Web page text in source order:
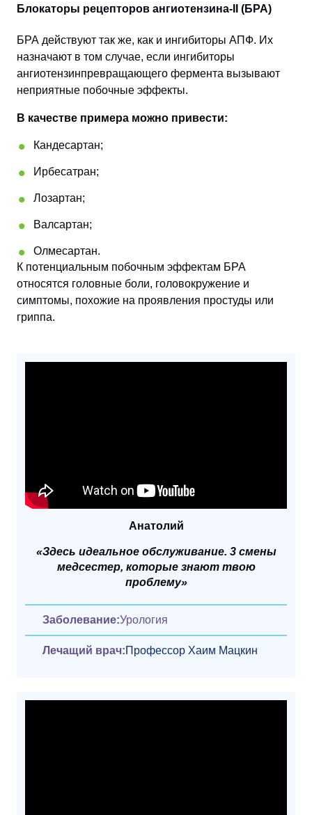
Блокаторы рецепторов ангиотензина-II (БРА)
БРА действуют так же, как и ингибиторы АПФ. Их
назначают в том случае, если ингибиторы
ангиотензинпревращающего фермента вызывают
неприятные побочные эффекты.
В качестве примера можно привести:
Кандесартан;
Ирбесатран;
Лозартан;
Валсартан;
Олмесартан.
К потенциальным побочным эффектам БРА
относятся головные боли, головокружение и
симптомы, похожие на проявления простуды или
гриппа.
Анатолий
«Здесь идеальное обслуживание. 3 смены
медсестер, которые знают твою
проблему»
Заболевание:Урология
Лечащий врач:Профессор Хаим Мацкин